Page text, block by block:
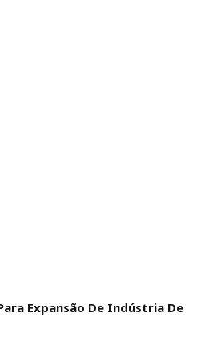
Expansão De Indústria De